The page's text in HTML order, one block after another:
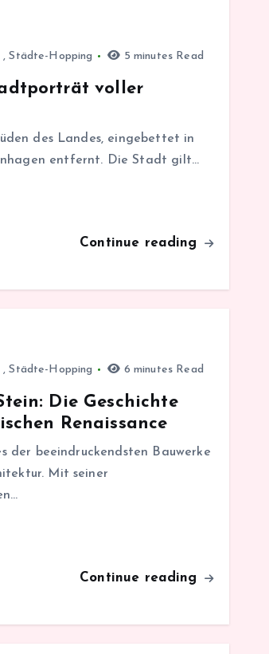
,Städte-Hopping 5 minutes Read
voller
des Landes, eingebettet in
entfernt. Die Stadt gilt…
Continue reading
,Städte-Hopping 6 minutes Read
Die Geschichte
Renaissance
der beeindruckendsten Bauwerke
Mit seiner
Continue reading